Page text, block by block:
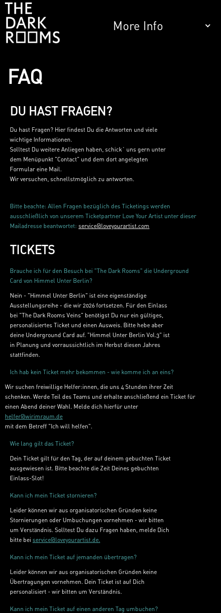
More Info
FAQ
DU HAST FRAGEN?
Du hast Fragen? Hier findest Du die Antworten und viele
wichtige Informationen.
Solltest Du weitere Anliegen haben, schick´ uns gern unter
dem Menüpunkt "Contact" und dem dort angelegten
Formular eine Mail.
Wir versuchen, schnellstmöglich zu antworten.
Bitte beachte: Allen Fragen bezüglich des Ticketings werden
ausschließlich von unserem Ticketpartner Love Your Artist unter dieser
Mailadresse beantwortet: service@loveyourartist.com
TICKETS
Brauche ich für den Besuch bei "The Dark Rooms" die Underground
Card von Himmel Unter Berlin?
Nein - "Himmel Unter Berlin" ist eine eigenständige
Ausstellungsreihe - die wir 2026 fortsetzen. Für den Einlass
bei "The Dark Rooms Veins" benötigst Du nur ein gültiges,
personalisiertes Ticket und einen Ausweis. Bitte hebe aber
deine Underground Card auf. "Himmel Unter Berlin Vol.3" ist
in Planung und vorraussichtlich im Herbst diesen Jahres
stattfinden.
Ich hab kein Ticket mehr bekommen - wie komme ich an eins? ​​
Wir suchen freiwillige Helfer:innen, die uns 4 Stunden ihrer Zeit
schenken. Werde Teil des Teams und erhalte anschließend ein Ticket für
einen Abend deiner Wahl. Melde dich hierfür unter
helfer@wirimraum.de
‍mit dem Betreff "Ich will helfen".
Wie lang gilt das Ticket? ​​
Dein Ticket gilt für den Tag, der auf deinem gebuchten Ticket
ausgewiesen ist. Bitte beachte die Zeit Deines gebuchten
Einlass-Slot!
Kann ich mein Ticket stornieren?
Leider können wir aus organisatorischen Gründen keine
Stornierungen oder Umbuchungen vornehmen - wir bitten
um Verständnis. Solltest Du dazu Fragen haben, melde Dich
bitte bei service@loveyourartist.de.
Kann ich mein Ticket auf jemanden übertragen?
Leider können wir aus organisatorischen Gründen keine
Übertragungen vornehmen. Dein Ticket ist auf Dich
personalisiert - wir bitten um Verständnis.
Kann ich mein Ticket auf einen anderen Tag umbuchen?